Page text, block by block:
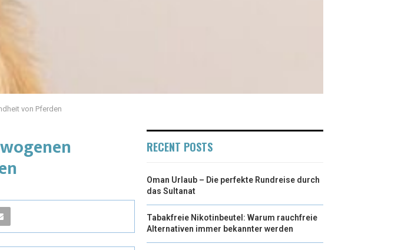
von Pferden
RECENT POSTS
Oman Urlaub – Die perfekte Rundreise durch
das Sultanat
Tabakfreie Nikotinbeutel: Warum rauchfreie
Alternativen immer bekannter werden